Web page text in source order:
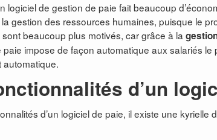
logiciel de gestion de paie fait beaucoup
gestion des ressources humaines, puisque le
beaucoup plus motivés, car grâce à la
impose de façon automatique aux salariés
d’un
d’un logiciel de paie, il existe une kyrielle